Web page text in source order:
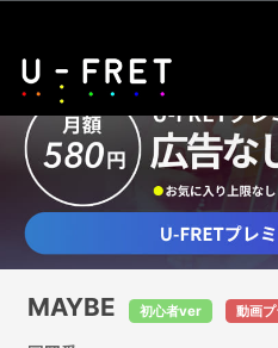
MAYBE 初心者ver 動画プ